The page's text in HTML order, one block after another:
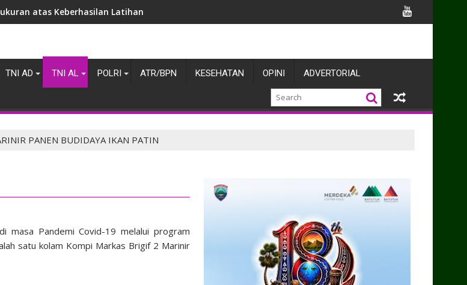
Sertijab dan Pengukuhan Jabatan di Jajaran Pasmar 1
TNI AD TNI AL POLRI ATR/BPN KESEHATAN OPINI ADVERTORIAL
PANEN BUDIDAYA IKAN PATIN
masa Pandemi Covid-19 melalui program
satu kolam Kompi Markas Brigif 2 Marinir